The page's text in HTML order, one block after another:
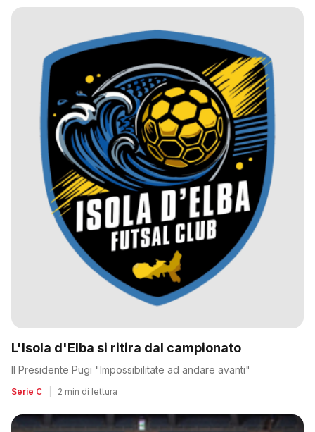
L'Isola d'Elba si ritira dal campionato
Il Presidente Pugi "Impossibilitate ad andare avanti"
Serie C 2 min di lettura